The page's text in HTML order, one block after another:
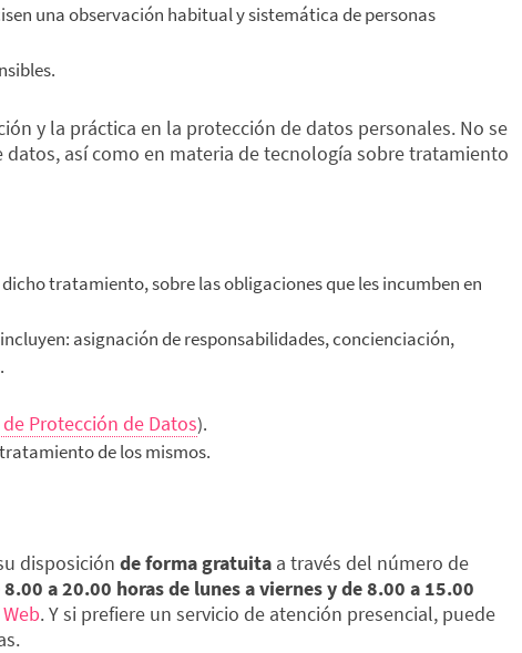
una observación habitual y sistemática de personas
y la práctica en la protección de datos personales. No se
así como en materia de tecnología sobre tratamiento
tratamiento, sobre las obligaciones que les incumben en
asignación de responsabilidades, concienciación,
Protección de Datos).
de los mismos.
disposición de forma gratuita a través del número de
a 20.00 horas de lunes a viernes y de 8.00 a 15.00
. Y si prefiere un servicio de atención presencial, puede